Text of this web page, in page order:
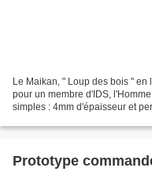
Le Maikan, " Loup des bois "
pour un membre d'IDS,
simples : 4mm d'épaisseur et
Prototype